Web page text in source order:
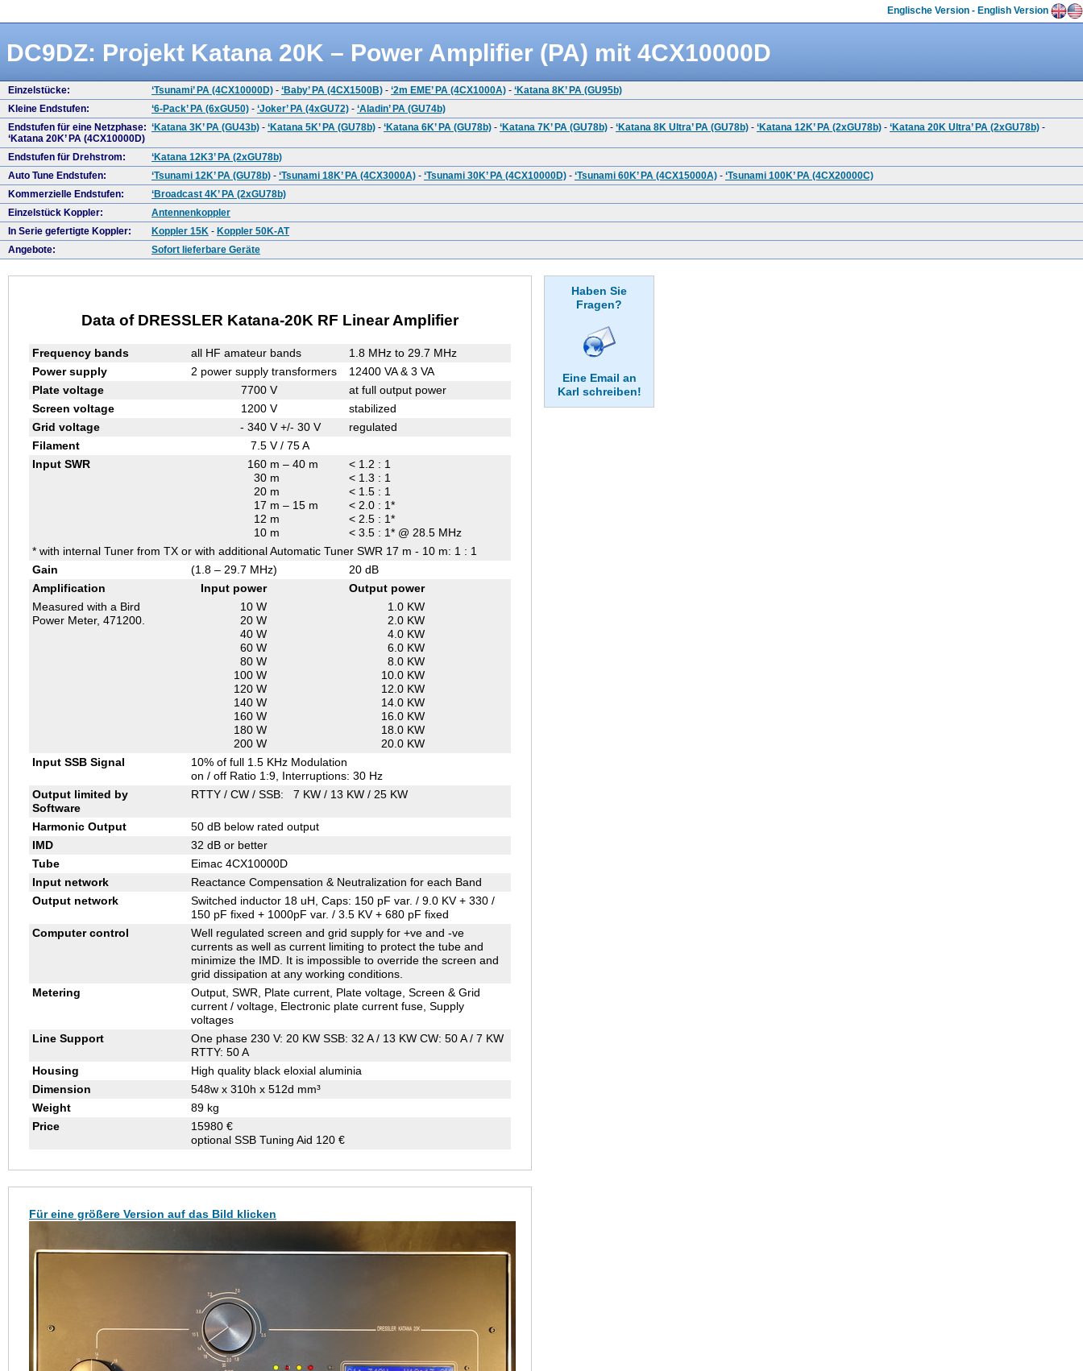
Englische Version - English Version
DC9DZ: Projekt Katana 20K – Power Amplifier (PA) mit 4CX10000D
Einzelstücke: ‘Tsunami’ PA (4CX10000D) - ‘Baby’ PA (4CX1500B) - ‘2m EME’ PA (4CX1000A) - ‘Katana 8K’ PA (GU95b)
Kleine Endstufen:
‘6-Pack’ PA (6xGU50) - ‘Joker’ PA (4xGU72) - ‘Aladin’ PA (GU74b)
Endstufen für eine Netzphase: ‘Katana 3K’ PA (GU43b) - ‘Katana 5K’ PA (GU78b) - ‘Katana 6K’ PA (GU78b) - ‘Katana 7K’ PA (GU78b) - ‘Katana 8K Ultra’ PA (GU78b) - ‘Katana 12K’ PA (2xGU78b) - ‘Katana 20K Ultra’ PA (2xGU78b) -
‘Katana 20K’ PA (4CX10000D)
Endstufen für Drehstrom:
‘Katana 12K3’ PA (2xGU78b)
Auto Tune Endstufen:
‘Tsunami 12K’ PA (GU78b) - ‘Tsunami 18K’ PA (4CX3000A) - ‘Tsunami 30K’ PA (4CX10000D) - ‘Tsunami 60K’ PA (4CX15000A) - ‘Tsunami 100K’ PA (4CX20000C)
Kommerzielle Endstufen:
‘Broadcast 4K’ PA (2xGU78b)
Einzelstück Koppler:
Antennenkoppler
In Serie gefertigte Koppler:
Koppler 15K - Koppler 50K-AT
Angebote:
Sofort lieferbare Geräte
Haben Sie
Fragen?
Eine Email an
Karl schreiben!
Data of DRESSLER Katana-20K RF Linear Amplifier
Frequency bands all HF amateur bands
1.8 MHz to 29.7 MHz
Power supply
2 power supply transformers
12400 VA & 3 VA
Plate voltage
7700 V
at full output power
Screen voltage
1200 V
stabilized
Grid voltage
- 340 V +/- 30 V
regulated
Filament
7.5 V / 75 A
Input SWR
160
30
20
17
12
10
m – 40 m
m
m
m – 15 m
m
m
< 1.2 : 1
< 1.3 : 1
< 1.5 : 1
< 2.0 : 1*
< 2.5 : 1*
< 3.5 : 1* @ 28.5 MHz
* with internal Tuner from TX or with additional Automatic Tuner SWR 17 m - 10 m: 1 : 1
Gain
(1.8 – 29.7 MHz)
20 dB
Amplification
Input power
Output power
Measured with a Bird
Power Meter, 471200.
10 W
20 W
40 W
60 W
80 W
100 W
120 W
140 W
160 W
180 W
200 W
1.0 KW
2.0 KW
4.0 KW
6.0 KW
8.0 KW
10.0 KW
12.0 KW
14.0 KW
16.0 KW
18.0 KW
20.0 KW
Input SSB Signal
10% of full 1.5 KHz Modulation
on / off Ratio 1:9, Interruptions: 30 Hz
Output limited by
Software
RTTY / CW / SSB: 7 KW / 13 KW / 25 KW
Harmonic Output
50 dB below rated output
IMD
32 dB or better
Tube
Eimac 4CX10000D
Input network
Reactance Compensation & Neutralization for each Band
Output network
Switched inductor 18 uH, Caps: 150 pF var. / 9.0 KV + 330 /
150 pF fixed + 1000pF var. / 3.5 KV + 680 pF fixed
Computer control
Well regulated screen and grid supply for +ve and -ve
currents as well as current limiting to protect the tube and
minimize the IMD. It is impossible to override the screen and
grid dissipation at any working conditions.
Metering
Output, SWR, Plate current, Plate voltage, Screen & Grid
current / voltage, Electronic plate current fuse, Supply
voltages
Line Support
One phase 230 V: 20 KW SSB: 32 A / 13 KW CW: 50 A / 7 KW
RTTY: 50 A
Housing
High quality black eloxial aluminia
Dimension
548w x 310h x 512d mm³
Weight
89 kg
Price
15980 €
optional SSB Tuning Aid 120 €
Für eine größere Version auf das Bild klicken